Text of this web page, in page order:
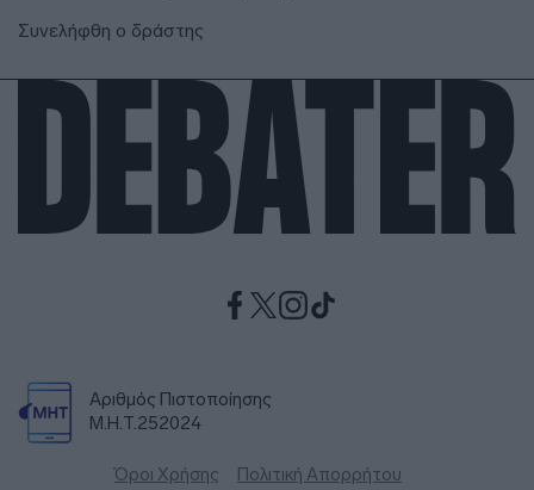
Συνελήφθη ο δράστης
Αριθμός Πιστοποίησης
Μ.Η.Τ.252024
Όροι Χρήσης Πολιτική Απορρήτου